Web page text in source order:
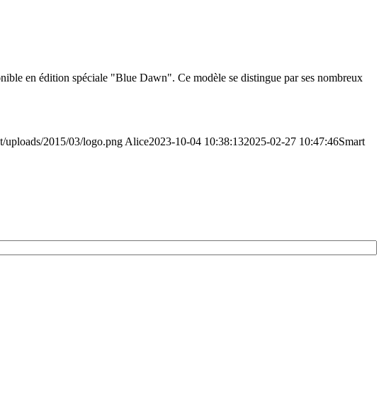
en édition spéciale "Blue Dawn". Ce modèle se distingue par ses nombreux
uploads/2015/03/logo.png Alice2023-10-04 10:38:132025-02-27 10:47:46Smart